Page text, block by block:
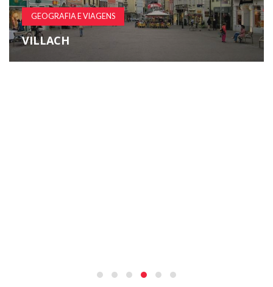
GEOGRAFIA E VIAGENS
VILLACH